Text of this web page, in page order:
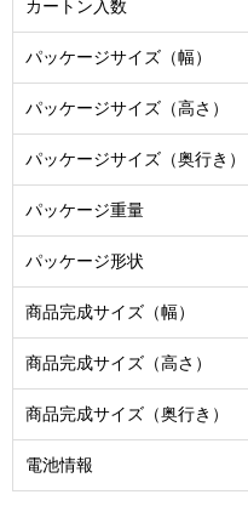
カートン入数
パッケージサイズ（幅）
パッケージサイズ（高さ）
パッケージサイズ（奥行き）
パッケージ重量
パッケージ形状
商品完成サイズ（幅）
商品完成サイズ（高さ）
商品完成サイズ（奥行き）
電池情報